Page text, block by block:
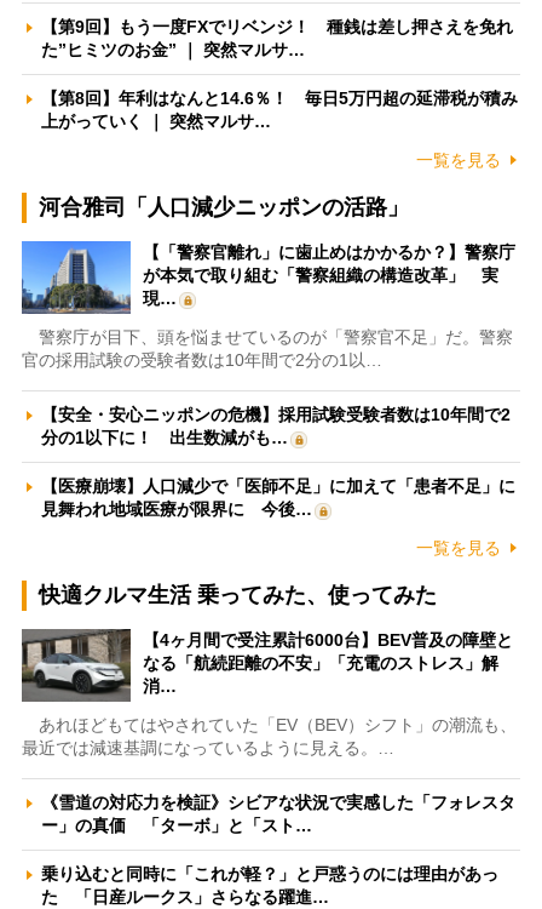
【第9回】もう一度FXでリベンジ！ 種銭は差し押さえを免れ
た”ヒミツのお金” ｜ 突然マルサ…
【第8回】年利はなんと14.6％！ 毎日5万円超の延滞税が積み
上がっていく ｜ 突然マルサ…
一覧を見る
河合雅司「人口減少ニッポンの活路」
【「警察官離れ」に歯止めはかかるか？】警察庁
が本気で取り組む「警察組織の構造改革」 実
現…
警察庁が目下、頭を悩ませているのが「警察官不足」だ。警察
官の採用試験の受験者数は10年間で2分の1以…
【安全・安心ニッポンの危機】採用試験受験者数は10年間で2
分の1以下に！ 出生数減がも…
【医療崩壊】人口減少で「医師不足」に加えて「患者不足」に
見舞われ地域医療が限界に 今後…
一覧を見る
快適クルマ生活 乗ってみた、使ってみた
【4ヶ月間で受注累計6000台】BEV普及の障壁と
なる「航続距離の不安」「充電のストレス」解
消…
あれほどもてはやされていた「EV（BEV）シフト」の潮流も、
最近では減速基調になっているように見える。…
《雪道の対応力を検証》シビアな状況で実感した「フォレスタ
ー」の真価 「ターボ」と「スト…
乗り込むと同時に「これが軽？」と戸惑うのには理由があっ
た 「日産ルークス」さらなる躍進…